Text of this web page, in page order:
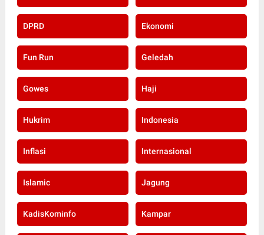
DPRD Ekonomi
Fun Run Geledah
Gowes Haji
Hukrim Indonesia
Inflasi Internasional
Islamic Jagung
KadisKominfo Kampar